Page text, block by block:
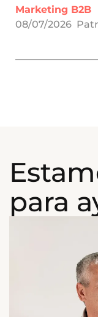
Marketing B2B
08/07/2026
para